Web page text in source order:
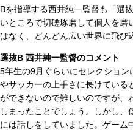
指導する西井純一監督も「選
ところで切磋琢磨して個人を
なく、どんどん広い世界に飛び
抜B 西井純一監督のコメント
年生の9月ぐらいにセレクショ
サッカーの上手さに長けてい
できないので難しいのですが
まったことでしょう。しかし
は話しをしていました。ゲー